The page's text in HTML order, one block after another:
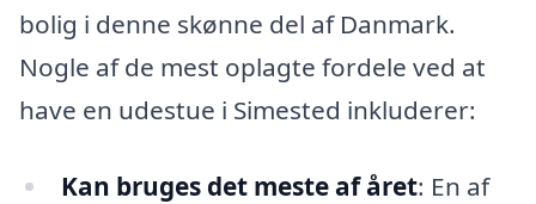
bolig i denne skønne del af Danmark.
Nogle af de mest oplagte fordele ved at
have en udestue i Simested inkluderer:
Kan bruges det meste af året: En af